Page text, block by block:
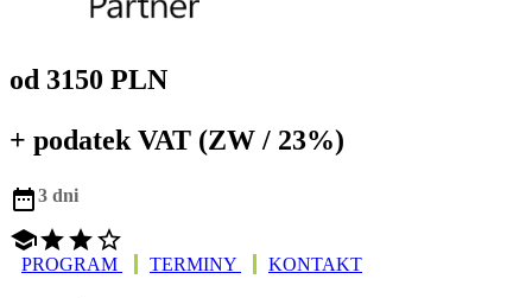
od 3150 PLN
+ podatek VAT (ZW / 23%)
3 dni

PROGRAM TERMINY KONTAKT